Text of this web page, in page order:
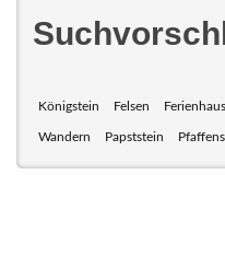
Königstein Felsen Ferienhaus
Wandern Papststein